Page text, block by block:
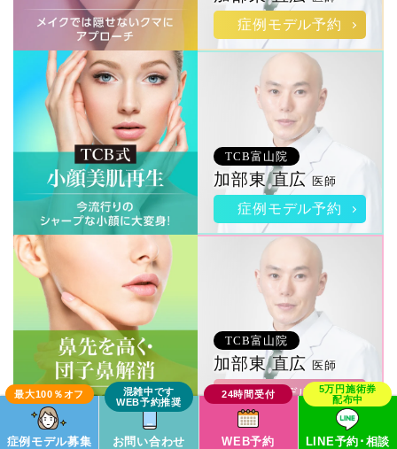
症例モデル予約
TCB富山院
加部東 直広医師
症例モデル予約
TCB富山院
加部東 直広医師
症例モデル予約
症例モデル募集 お問い合わせ WEB予約 LINE予約･相談